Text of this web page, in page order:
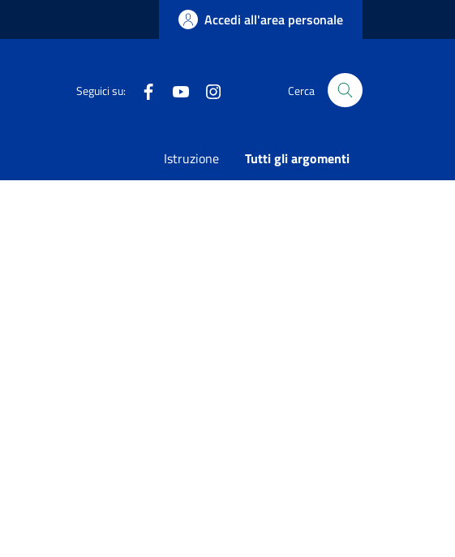
Accedi all'area personale
Seguici su: FacebookYoutube Cerca
Istruzione Tutti gli argomenti